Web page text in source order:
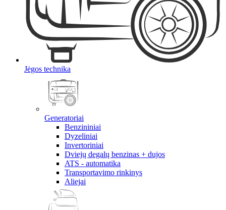
Jėgos technika
Generatoriai
Benzininiai
Dyzeliniai
Invertoriniai
Dviejų degalų benzinas + dujos
ATS - automatika
Transportavimo rinkinys
Aliejai